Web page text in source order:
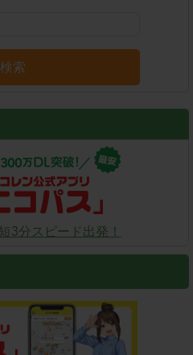
検索
3分スピード出発！